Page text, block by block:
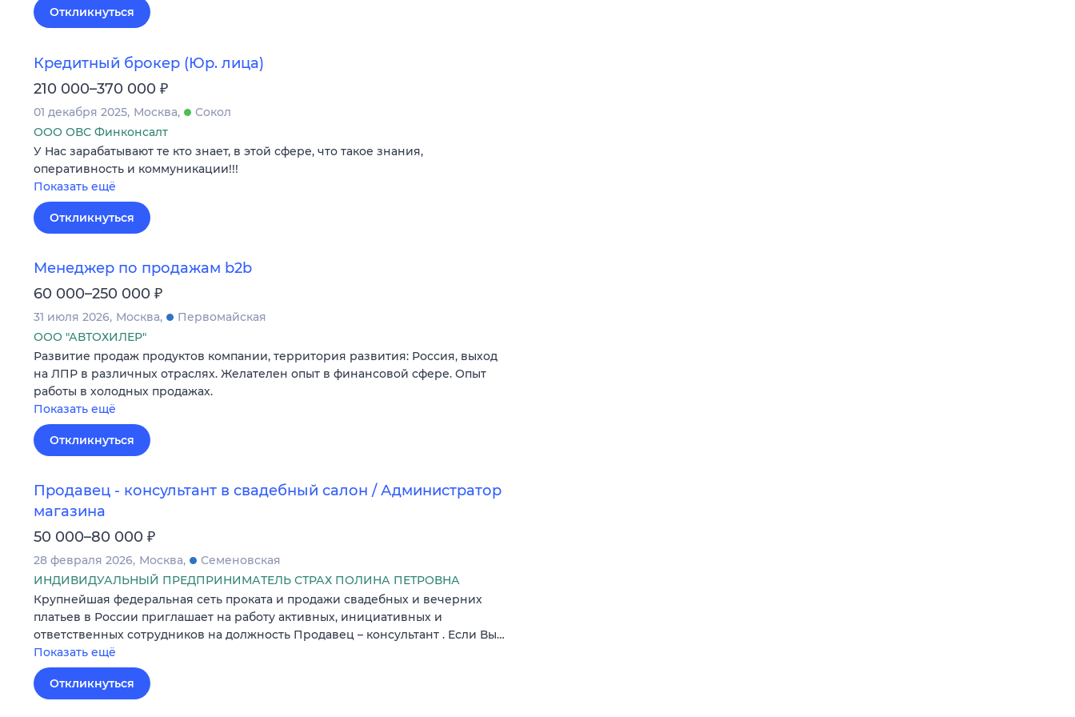
Откликнуться
Кредитный брокер (Юр. лица)
210 000–370 000 ₽
01 декабря 2025 Москва
Сокол
ООО ОВС Финконсалт
У Нас зарабатывают те кто знает, в этой сфере, что такое знания,
оперативность и коммуникации!!!
Показать ещё
Откликнуться
Менеджер по продажам b2b
60 000–250 000 ₽
31 июля 2026 Москва
Первомайская
ООО "АВТОХИЛЕР"
Развитие продаж продуктов компании, территория развития: Россия, выход
на ЛПР в различных отраслях. Желателен опыт в финансовой сфере. Опыт
работы в холодных продажах.
Показать ещё
Откликнуться
Продавец - консультант в свадебный салон / Администратор
магазина
50 000–80 000 ₽
28 февраля 2026 Москва
Семеновская
ИНДИВИДУАЛЬНЫЙ ПРЕДПРИНИМАТЕЛЬ СТРАХ ПОЛИНА ПЕТРОВНА
Крупнейшая федеральная сеть проката и продажи свадебных и вечерних
платьев в России приглашает на работу активных, инициативных и
ответственных сотрудников на должность Продавец – консультант . Если Вы…
Показать ещё
Откликнуться